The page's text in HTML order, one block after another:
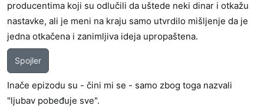
producentima koji su odlučili da uštede neki dinar i otkažu
nastavke, ali je meni na kraju samo utvrdilo mišljenje da je
jedna otkačena i zanimljiva ideja upropaštena.
Spojler
Inače epizodu su - čini mi se - samo zbog toga nazvali
"ljubav pobeđuje sve".